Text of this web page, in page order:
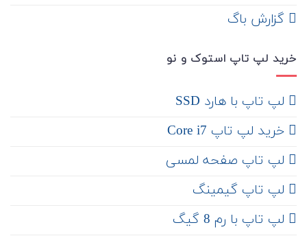
‌ گزارش باگ
خرید لپ تاپ استوک و نو
لپ تاپ با هارد SSD
خرید لپ تاپ Core i7
لپ تاپ صفحه لمسی
لپ تاپ گیمینگ
لپ تاپ با رم 8 گیگ